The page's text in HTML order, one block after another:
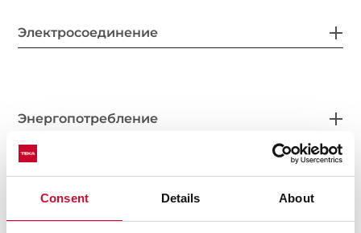
Consent Details About
Электросоединение
Энергопотребление
Система безопасности